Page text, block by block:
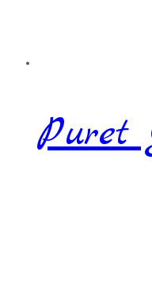
Puret